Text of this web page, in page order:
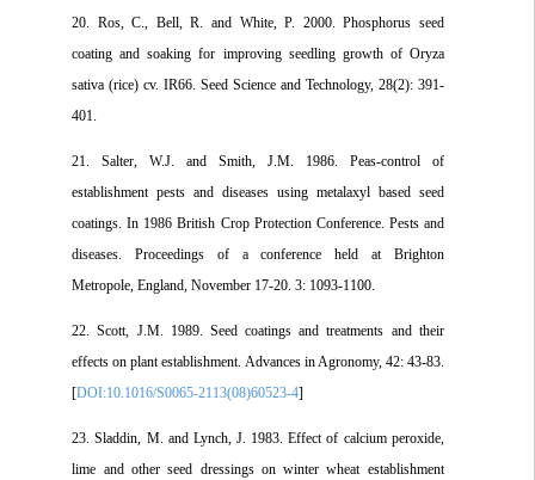
20. Ros, C., Bell, R. and White, P. 2000. Phosphorus seed
coating and soaking for improving seedling growth of Oryza
sativa (rice) cv. IR66. Seed Science and Technology, 28(2): 391-
401.
21. Salter, W.J. and Smith, J.M. 1986. Peas-control of
establishment pests and diseases using metalaxyl based seed
coatings. In 1986 British Crop Protection Conference. Pests and
diseases. Proceedings of a conference held at Brighton
Metropole, England, November 17-20. 3: 1093-1100.
22. Scott, J.M. 1989. Seed coatings and treatments and their
effects on plant establishment. Advances in Agronomy, 42: 43-83.
[DOI:10.1016/S0065-2113(08)60523-4
23. Sladdin, M. and Lynch, J. 1983. Effect of calcium peroxide,
lime and other seed dressings on winter wheat establishment